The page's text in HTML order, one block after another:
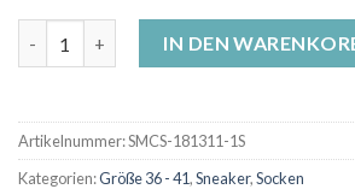
IN DEN
Artikelnummer:SMCS-181311-1S
Kategorien:Größe 36 - 41,Sneaker,Socken